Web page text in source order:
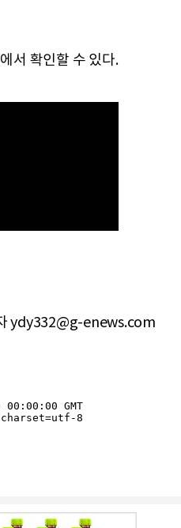
서 확인할 수 있다.
ydy332@g-enews.com